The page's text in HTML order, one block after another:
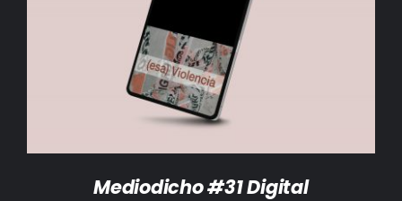
AÑADIR AL CARRITO /
Mediodicho #31 Digital